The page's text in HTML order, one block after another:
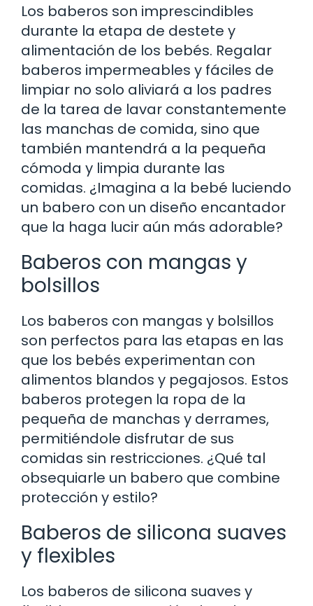
Los baberos son imprescindibles
durante la etapa de destete y
alimentación de los bebés. Regalar
baberos impermeables y fáciles de
limpiar no solo aliviará a los padres
de la tarea de lavar constantemente
las manchas de comida, sino que
también mantendrá a la pequeña
cómoda y limpia durante las
comidas. ¿Imagina a la bebé luciendo
un babero con un diseño encantador
que la haga lucir aún más adorable?
Baberos con mangas y
bolsillos
Los baberos con mangas y bolsillos
son perfectos para las etapas en las
que los bebés experimentan con
alimentos blandos y pegajosos. Estos
baberos protegen la ropa de la
pequeña de manchas y derrames,
permitiéndole disfrutar de sus
comidas sin restricciones. ¿Qué tal
obsequiarle un babero que combine
protección y estilo?
Baberos de silicona suaves
y flexibles
Los baberos de silicona suaves y